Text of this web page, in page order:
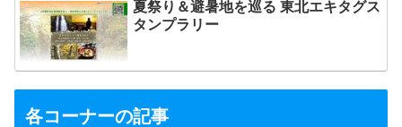
夏祭り＆避暑地を巡る 東北エキタグス
タンプラリー
各コーナーの記事